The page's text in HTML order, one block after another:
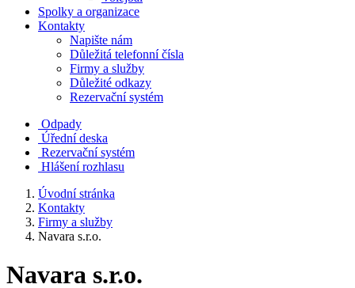
Spolky a organizace
Kontakty
Napište nám
Důležitá telefonní čísla
Firmy a služby
Důležité odkazy
Rezervační systém
Odpady
Úřední deska
Rezervační systém
Hlášení rozhlasu
Úvodní stránka
Kontakty
Firmy a služby
Navara s.r.o.
Navara s.r.o.